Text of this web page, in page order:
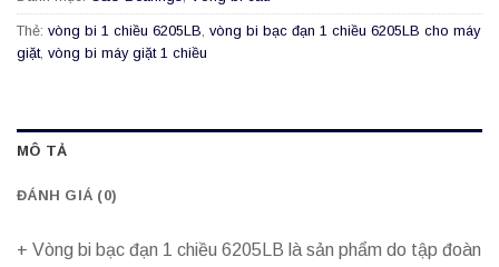
Thẻ: vòng bi 1 chiều 6205LB, vòng bi bạc đạn 1 chiều 6205LB cho máy
giặt, vòng bi máy giặt 1 chiều
MÔ TẢ
ĐÁNH GIÁ (0)
+ Vòng bi bạc đạn 1 chiều 6205LB là sản phẩm do tập đoàn